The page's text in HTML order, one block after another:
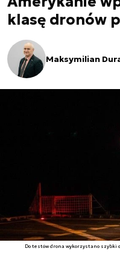
klasę dronów
Maksymilian
Do testów drona wykorzystano